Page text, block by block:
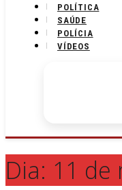
POLÍTICA
SAÚDE
POLÍCIA
VÍDEOS
Dia: 11 de